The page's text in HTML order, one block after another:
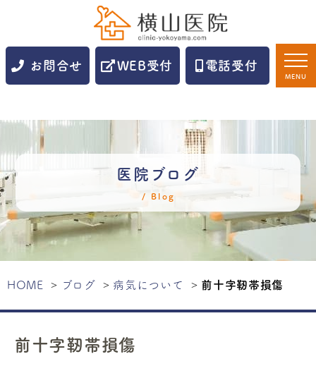
お問合せ WEB受付 電話受付
MENU
医院ブログ
Blog
HOME ブログ 病気について 前十字靭帯損傷
前十字靭帯損傷